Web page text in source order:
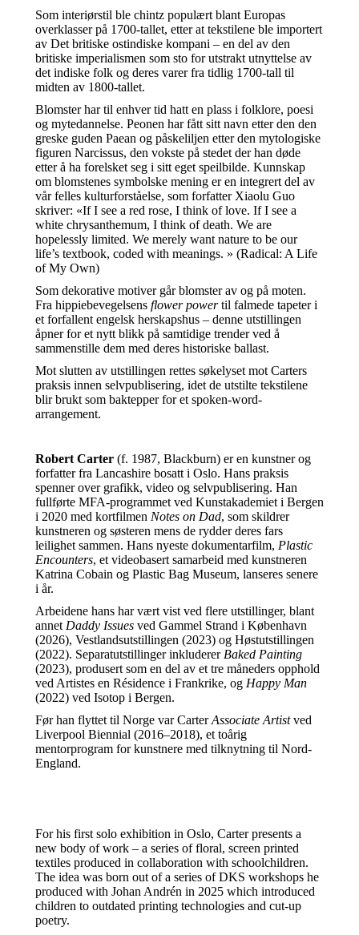
Som interiørstil ble chintz populært blant Europas
overklasser på 1700-tallet, etter at tekstilene ble importert
av Det britiske ostindiske kompani – en del av den
britiske imperialismen som sto for utstrakt utnyttelse av
det indiske folk og deres varer fra tidlig 1700-tall til
midten av 1800-tallet.
Blomster har til enhver tid hatt en plass i folklore, poesi
og mytedannelse. Peonen har fått sitt navn etter den den
greske guden Paean og påskeliljen etter den mytologiske
figuren Narcissus, den vokste på stedet der han døde
etter å ha forelsket seg i sitt eget speilbilde. Kunnskap
om blomstenes symbolske mening er en integrert del av
vår felles kulturforståelse, som forfatter Xiaolu Guo
skriver: «If I see a red rose, I think of love. If I see a
white chrysanthemum, I think of death. We are
hopelessly limited. We merely want nature to be our
life’s textbook, coded with meanings. » (Radical: A Life
of My Own)
Som dekorative motiver går blomster av og på moten.
Fra hippiebevegelsens flower powertil falmede tapeter i
et forfallent engelsk herskapshus – denne utstillingen
åpner for et nytt blikk på samtidige trender ved å
sammenstille dem med deres historiske ballast.
Mot slutten av utstillingen rettes søkelyset mot Carters
praksis innen selvpublisering, idet de utstilte tekstilene
blir brukt som baktepper for et spoken-word-
arrangement.
Robert Carter (f. 1987, Blackburn) er en kunstner og
forfatter fra Lancashire bosatt i Oslo. Hans praksis
spenner over grafikk, video og selvpublisering. Han
fullførte MFA-programmet ved Kunstakademiet i Bergen
i 2020 med kortfilmen Notes on Dad, som skildrer
kunstneren og søsteren mens de rydder deres fars
leilighet sammen. Hans nyeste dokumentarfilm, Plastic
Encounters, et videobasert samarbeid med kunstneren
Katrina Cobain og Plastic Bag Museum, lanseres senere
i år.
Arbeidene hans har vært vist ved flere utstillinger, blant
annet Daddy Issues ved Gammel Strand i København
(2026), Vestlandsutstillingen (2023) og Høstutstillingen
(2022). Separatutstillinger inkluderer Baked Painting
(2023), produsert som en del av et tre måneders opphold
ved Artistes en Résidence i Frankrike, og Happy Man
(2022) ved Isotop i Bergen.
Før han flyttet til Norge var CarterAssociate Artistved
Liverpool Biennial (2016–2018), et toårig
mentorprogram for kunstnere med tilknytning til Nord-
England.
For his first solo exhibition in Oslo, Carter presents a
new body of work – a series of floral, screen printed
textiles produced in collaboration with schoolchildren.
The idea was born out of a series of DKS workshops he
produced with Johan Andrén in 2025 which introduced
children to outdated printing technologies and cut-up
poetry.